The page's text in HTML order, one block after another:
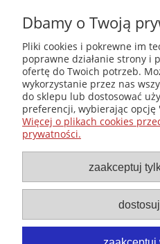
(edycja
Księgarnia-Galeria
Zapraszamy również do
stacjonarnej przy ul.
© Copyright 2014-2026
Wszelkie
Dbamy o Twoją
Pliki cookies i pokrewne im
poprawne działanie strony i
ofertę do Twoich potrzeb.
wykorzystanie przez nas
do sklepu lub dostosować
preferencji, wybierając opcję
Więcej o plikach cookies
prywatności.
zaakceptuj